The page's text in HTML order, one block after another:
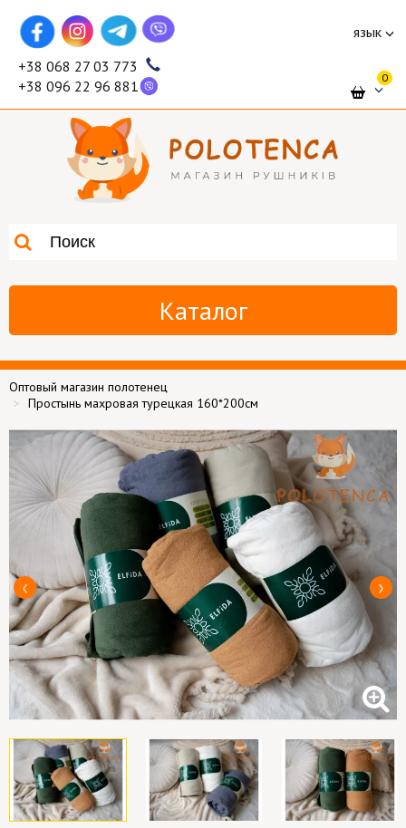
язык
+38 068 27 03 773
+38 096 22 96 881
0
Каталог
Оптовый магазин полотенец
Простынь махровая турецкая 160*200см